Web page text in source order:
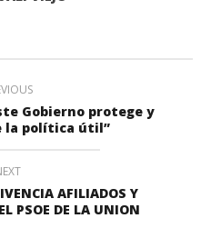
Gobierno protege y
la política útil”
AFILIADOS Y
PSOE DE LA UNION